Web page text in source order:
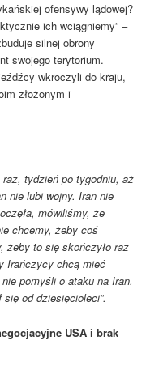
ofensywy lądowej?
ich wciągniemy” –
silnej obrony
swojego terytorium.
wkroczyli do kraju,
złożonym i
tydzień po tygodniu, aż
nie lubi wojny. Iran nie
mówiliśmy, że
chcemy, żeby coś
żeby to się skończyło raz
Irańczycy chcą mieć
pomyśli o ataku na Iran.
się od dziesięcioleci”.
USA i brak